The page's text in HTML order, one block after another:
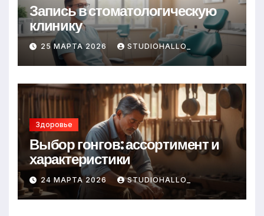
Запись в стоматологическую
клинику
25 МАРТА 2026 STUDIOHALLO_
Здоровье
Выбор гонгов: ассортимент и
характеристики
24 МАРТА 2026 STUDIOHALLO_